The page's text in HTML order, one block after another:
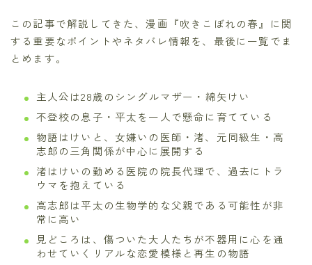
この記事で解説してきた、漫画『吹きこぼれの春』に関
する重要なポイントやネタバレ情報を、最後に一覧でま
とめます。
主人公は28歳のシングルマザー・綿矢けい
不登校の息子・平太を一人で懸命に育てている
物語はけいと、女嫌いの医師・渚、元同級生・高
志郎の三角関係が中心に展開する
渚はけいの勤める医院の院長代理で、過去にトラ
ウマを抱えている
高志郎は平太の生物学的な父親である可能性が非
常に高い
見どころは、傷ついた大人たちが不器用に心を通
わせていくリアルな恋愛模様と再生の物語